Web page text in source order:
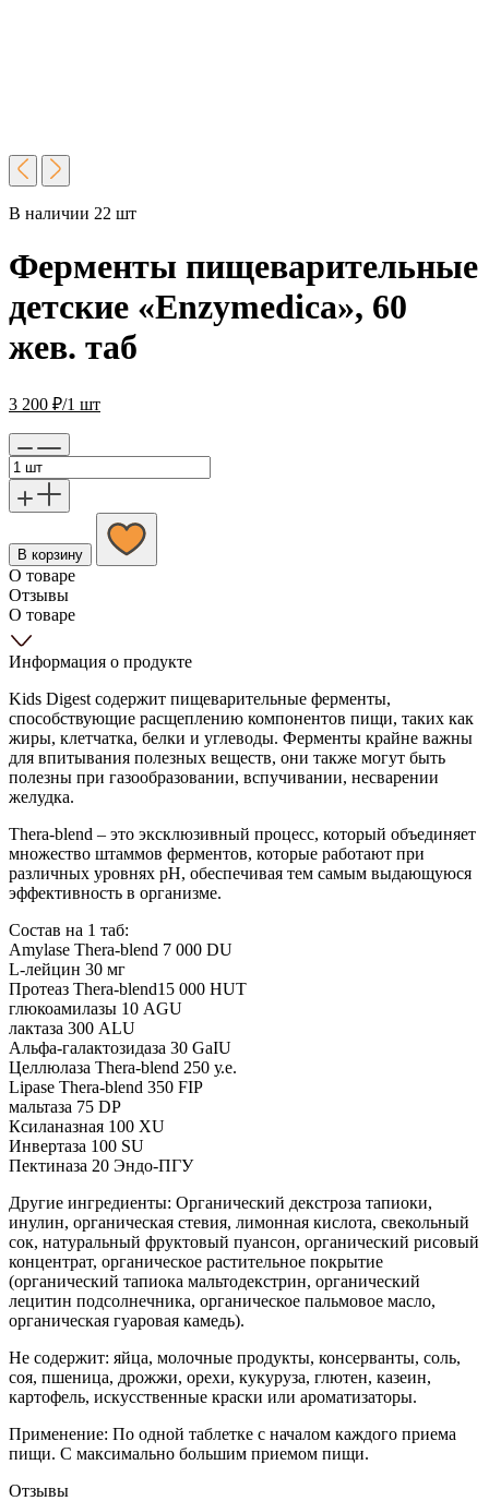
В наличии 22 шт
Ферменты пищеварительные
детские «Enzymedica», 60
жев. таб
3 200 ₽/1 шт
В корзину
О товаре
Отзывы
О товаре
Информация о продукте
Kids Digest содержит пищеварительные ферменты,
способствующие расщеплению компонентов пищи, таких как
жиры, клетчатка, белки и углеводы. Ферменты крайне важны
для впитывания полезных веществ, они также могут быть
полезны при газообразовании, вспучивании, несварении
желудка.
Thera-blend – это эксклюзивный процесс, который объединяет
множество штаммов ферментов, которые работают при
различных уровнях pH, обеспечивая тем самым выдающуюся
эффективность в организме.
Состав на 1 таб:
Amylase Thera-blend 7 000 DU
L-лейцин 30 мг
Протеаз Thera-blend15 000 HUT
глюкоамилазы 10 AGU
лактаза 300 ALU
Альфа-галактозидаза 30 GaIU
Целлюлаза Thera-blend 250 у.е.
Lipase Thera-blend 350 FIP
мальтаза 75 DP
Ксиланазная 100 XU
Инвертаза 100 SU
Пектиназа 20 Эндо-ПГУ
Другие ингредиенты: Органический декстроза тапиоки,
инулин, органическая стевия, лимонная кислота, свекольный
сок, натуральный фруктовый пуансон, органический рисовый
концентрат, органическое растительное покрытие
(органический тапиока мальтодекстрин, органический
лецитин подсолнечника, органическое пальмовое масло,
органическая гуаровая камедь).
Не содержит: яйца, молочные продукты, консерванты, соль,
соя, пшеница, дрожжи, орехи, кукуруза, глютен, казеин,
картофель, искусственные краски или ароматизаторы.
Применение: По одной таблетке с началом каждого приема
пищи. С максимально большим приемом пищи.
Отзывы